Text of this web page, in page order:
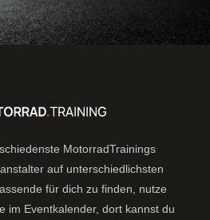
MotorradTrainings
auf unterschiedlichsten
für dich zu finden, nutze
im Eventkalender, dort kannst du